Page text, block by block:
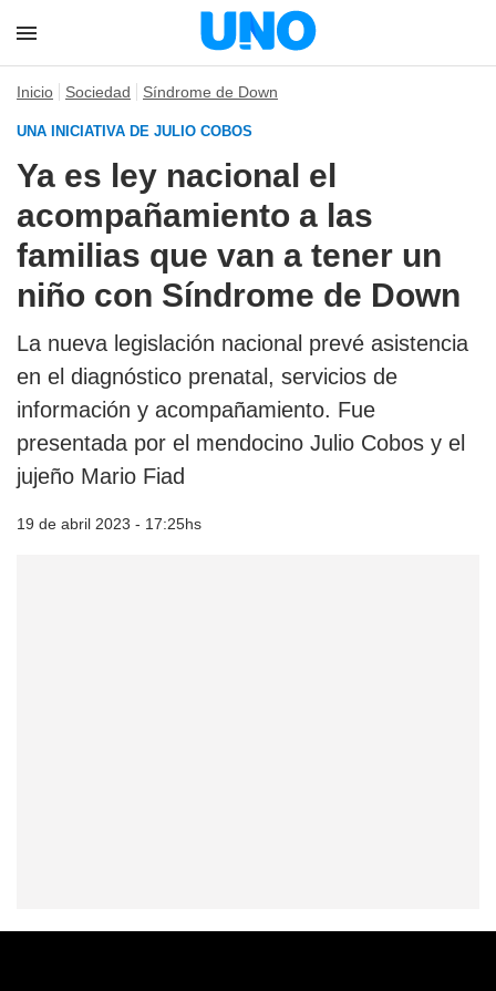
Inicio Sociedad Síndrome de Down
UNA INICIATIVA DE JULIO COBOS
Ya es ley nacional el
acompañamiento a las
familias que van a tener un
niño con Síndrome de Down
La nueva legislación nacional prevé asistencia
en el diagnóstico prenatal, servicios de
información y acompañamiento. Fue
presentada por el mendocino Julio Cobos y el
jujeño Mario Fiad
19 de abril 2023 - 17:25hs